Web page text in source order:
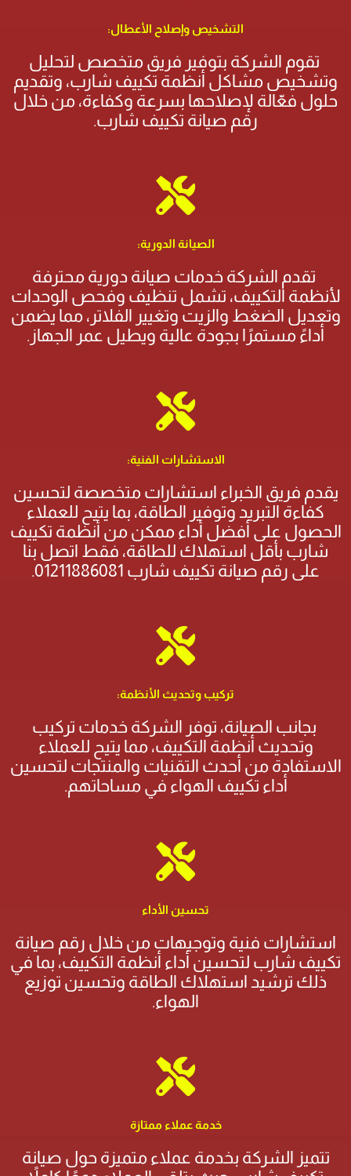
التشخيص وإصلاح الأعطال:
تقوم الشركة بتوفير فريق متخصص لتحليل
وتشخيص مشاكل أنظمة تكييف شارب، وتقديم
حلول فعّالة لإصلاحها بسرعة وكفاءة، من خلال
رقم صيانة تكييف شارب.
الصيانة الدورية:
تقدم الشركة خدمات صيانة دورية محترفة
لأنظمة التكييف، تشمل تنظيف وفحص الوحدات
وتعديل الضغط والزيت وتغيير الفلاتر، مما يضمن
أداءً مستمرًا بجودة عالية ويطيل عمر الجهاز.
الاستشارات الفنية:
يقدم فريق الخبراء استشارات متخصصة لتحسين
كفاءة التبريد وتوفير الطاقة، بما يتيح للعملاء
الحصول على أفضل أداء ممكن من أنظمة تكييف
شارب بأقل استهلاك للطاقة، فقط اتصل بنا
على رقم صيانة تكييف شارب 01211886081.
تركيب وتحديث الأنظمة:
بجانب الصيانة، توفر الشركة خدمات تركيب
وتحديث أنظمة التكييف، مما يتيح للعملاء
الاستفادة من أحدث التقنيات والمنتجات لتحسين
أداء تكييف الهواء في مساحاتهم.
تحسين الأداء
استشارات فنية وتوجيهات من خلال رقم صيانة
تكييف شارب لتحسين أداء أنظمة التكييف، بما في
ذلك ترشيد استهلاك الطاقة وتحسين توزيع
الهواء.
خدمة عملاء ممتازة
تتميز الشركة بخدمة عملاء متميزة حول صيانة